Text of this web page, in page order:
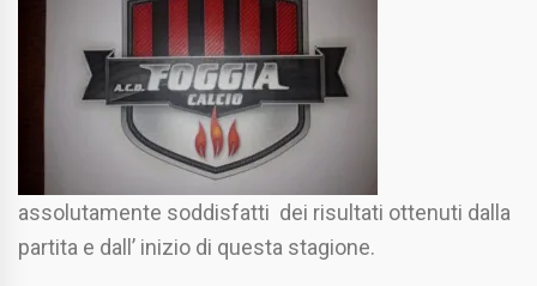
assolutamente soddisfatti dei risultati ottenuti dalla
partita e dall’ inizio di questa stagione.